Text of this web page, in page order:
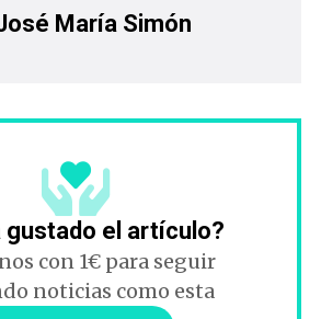
María Simón
gustado el artículo?
con 1€ para seguir
noticias como esta